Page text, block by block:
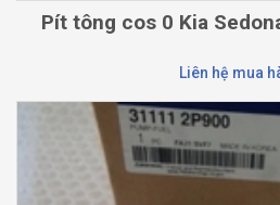
Pít tông cos 0 Kia
Liên hệ mua